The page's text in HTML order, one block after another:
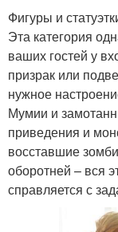
Фигуры и
Эта категория
ваших гостей у
призрак или
нужное
Мумии и
приведения и
восставшие
оборотней – вся
справляется с